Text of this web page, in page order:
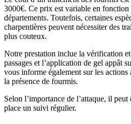
3000€. Ce prix est variable en fonction
départements. Toutefois, certaines
charpentières peuvent nécessiter des
plus couteux.
Notre prestation inclue la vérification
passages et l’application de gel appât
vous informe également sur les
la présence de fourmis.
Selon l’importance de l’attaque, il peut
place un suivi régulier.